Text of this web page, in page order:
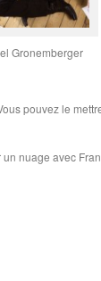
Gronemberger
pouvez le
un nuage avec